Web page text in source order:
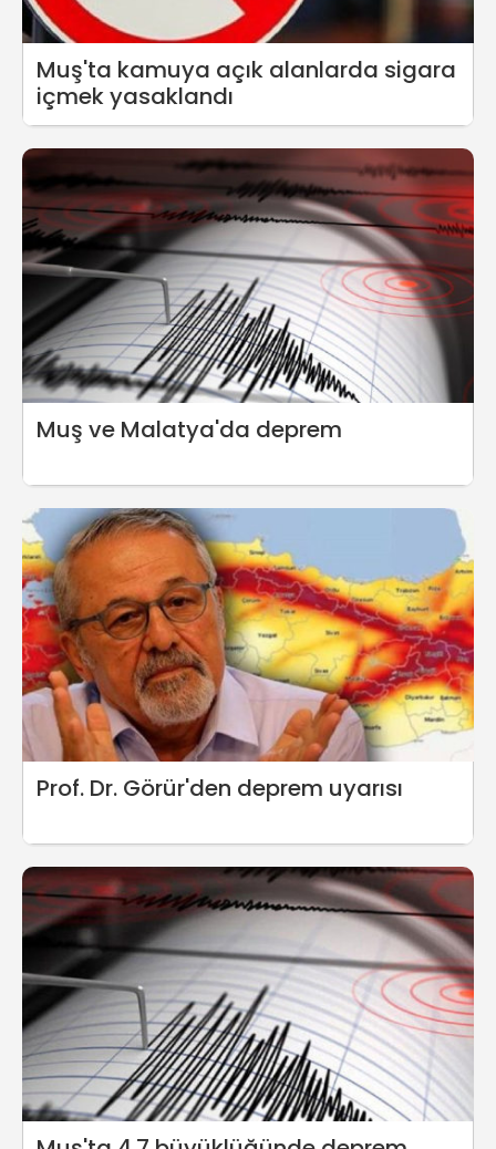
Muş'ta kamuya açık alanlarda sigara
içmek yasaklandı
Muş ve Malatya'da deprem
Prof. Dr. Görür'den deprem uyarısı